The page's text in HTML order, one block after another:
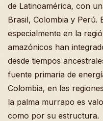
de Latinoamérica, con
Brasil, Colombia y Perú.
especialmente en la
amazónicos han
desde tiempos
fuente primaria de
Colombia, en las
la palma murrapo es
como por su estructura.